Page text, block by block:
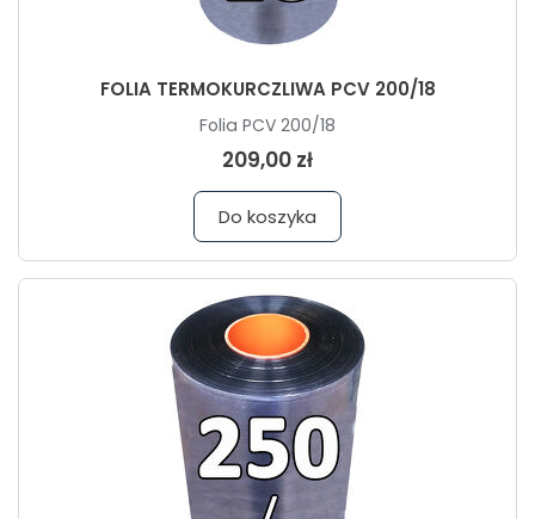
FOLIA TERMOKURCZLIWA PCV 200/18
Folia PCV 200/18
209,00 zł
Do koszyka